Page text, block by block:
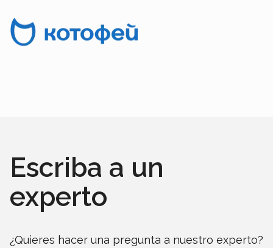
Escriba a un
experto
¿Quieres hacer una pregunta a nuestro experto?